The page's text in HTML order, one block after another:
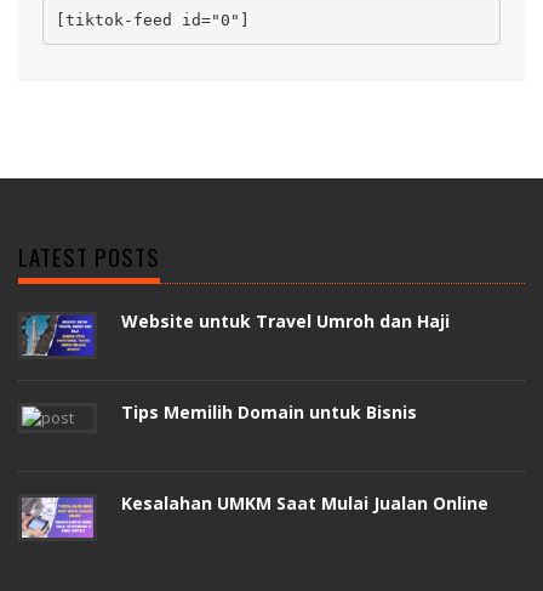
[tiktok-feed id="0"]
LATEST POSTS
Website untuk Travel Umroh dan Haji
Tips Memilih Domain untuk Bisnis
Kesalahan UMKM Saat Mulai Jualan Online